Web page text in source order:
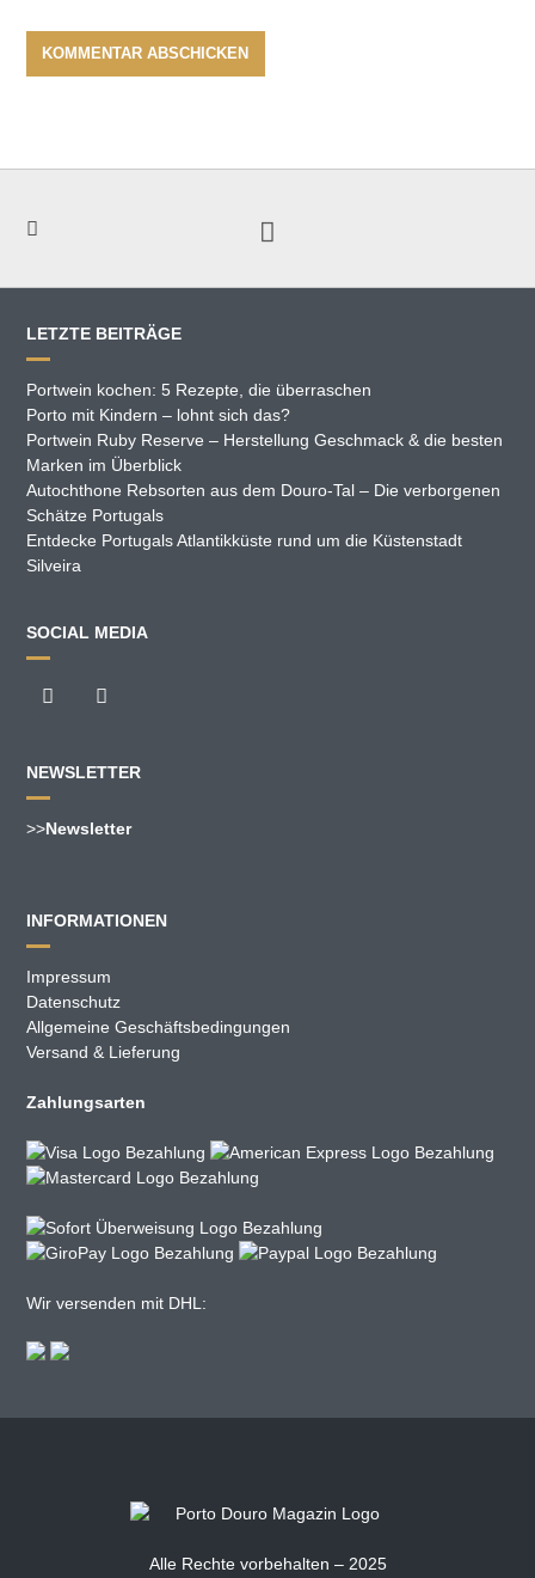
LETZTE BEITRÄGE
Portwein kochen: 5 Rezepte, die überraschen
Porto mit Kindern – lohnt sich das?
Portwein Ruby Reserve – Herstellung Geschmack & die besten
Marken im Überblick
Autochthone Rebsorten aus dem Douro-Tal – Die verborgenen
Schätze Portugals
Entdecke Portugals Atlantikküste rund um die Küstenstadt
Silveira
SOCIAL MEDIA
NEWSLETTER
>>Newsletter
INFORMATIONEN
Impressum
Datenschutz
Allgemeine Geschäftsbedingungen
Versand & Lieferung
Zahlungsarten
Wir versenden mit DHL:
Alle Rechte vorbehalten – 2025